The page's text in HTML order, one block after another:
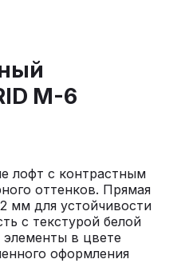
М-6
лофт с контрастным
оттенков. Прямая
мм для устойчивости
с текстурой белой
элементы в цвете
оформления